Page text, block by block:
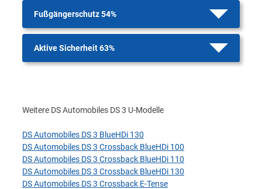
Fußgängerschutz 54%
Aktive Sicherheit 63%
Weitere DS Automobiles DS 3 U-Modelle
DS Automobiles DS 3 BlueHDi 130
DS Automobiles DS 3 Crossback BlueHDi 100
DS Automobiles DS 3 Crossback BlueHDi 110
DS Automobiles DS 3 Crossback BlueHDi 130
DS Automobiles DS 3 Crossback E-Tense